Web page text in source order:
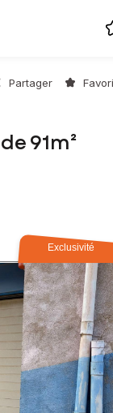
Partager
91m²
Exclusivité